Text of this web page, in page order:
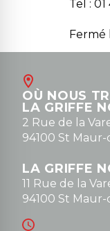
Tel :
Fermé
Août
OÙ NOUS
LA GRIFFE
2 Rue de la
94100 St Maur-
LA GRIFFE
11 Rue de la
94100 St Maur-